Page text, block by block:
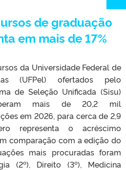
de graduação
em mais de 17%
da Universidade Federal de
(UFPel) ofertados pelo
de Seleção Unificada (Sisu)
mais de 20,2 mil
em 2026, para cerca de 2,9
representa o acréscimo
comparação com a edição do
mais procuradas foram
(2º), Direito (3º), Medicina